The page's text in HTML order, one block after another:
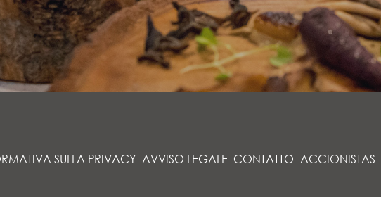
SULLA PRIVACY AVVISO LEGALE CONTATTO ACCIONISTAS